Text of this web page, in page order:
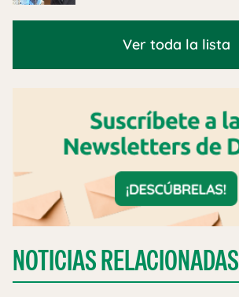
Ver toda la lista
NOTICIAS RELACIONADAS